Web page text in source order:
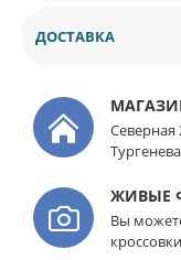
ДОСТАВКА
Северная
ЖИВЫЕ
Вы